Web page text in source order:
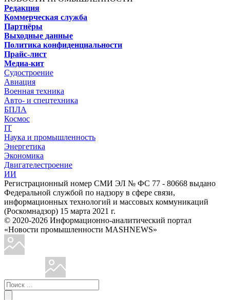
Редакция
Коммерческая служба
Партнёры
Выходные данные
Политика конфиденциальности
Прайс-лист
Медиа-кит
Судостроение
Авиация
Военная техника
Авто- и спецтехника
БПЛА
Космос
IT
Наука и промышленность
Энергетика
Экономика
Двигателестроение
ИИ
Регистрационный номер СМИ ЭЛ № ФС 77 - 80668 выдано
Федеральной службой по надзору в сфере связи,
информационных технологий и массовых коммуникаций
(Роскомнадзор) 15 марта 2021 г.
© 2020-2026 Информационно-аналитический портал
«Новости промышленности MASHNEWS»